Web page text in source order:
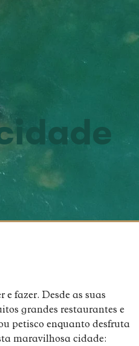
fazer. Desde as suas
grandes restaurantes e
petisco enquanto desfruta
maravilhosa cidade: